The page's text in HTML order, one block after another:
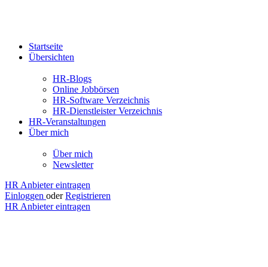
Startseite
Übersichten
HR-Blogs
Online Jobbörsen
HR-Software Verzeichnis
HR-Dienstleister Verzeichnis
HR-Veranstaltungen
Über mich
Über mich
Newsletter
HR Anbieter eintragen
Einloggen oder Registrieren
HR Anbieter eintragen